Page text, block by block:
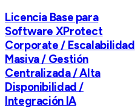
Licencia Base para
Software XProtect
Corporate / Escalabilidad
Masiva / Gestión
Centralizada / Alta
Disponibilidad /
Integración IA